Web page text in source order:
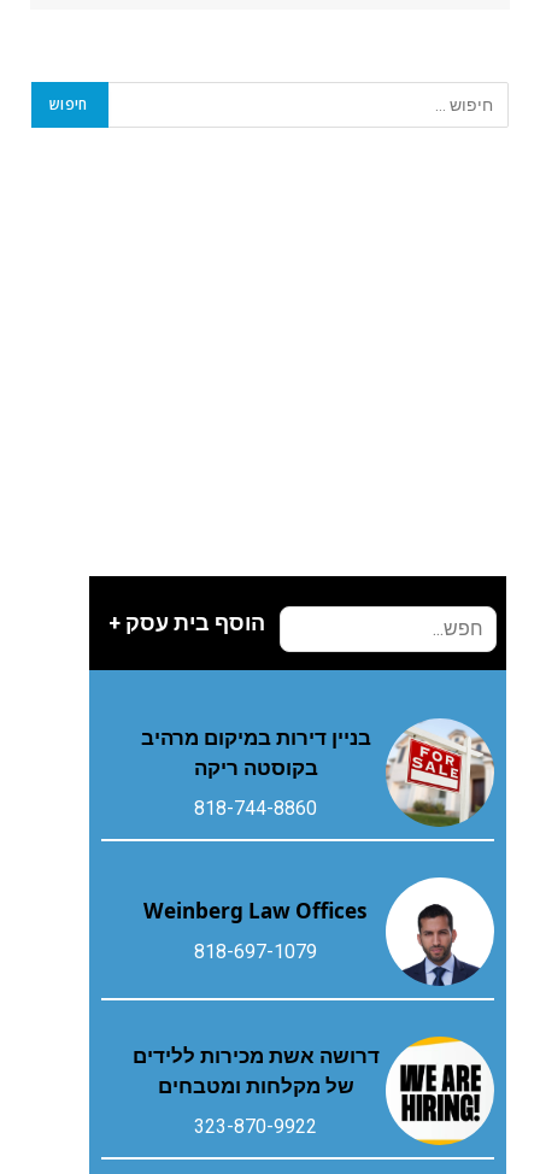
הוסף בית עסק +
בניין דירות במיקום מרהיב
בקוסטה ריקה
818-744-8860
Weinberg Law Offices
818-697-1079
דרושה אשת מכירות ללידים
של מקלחות ומטבחים
323-870-9922